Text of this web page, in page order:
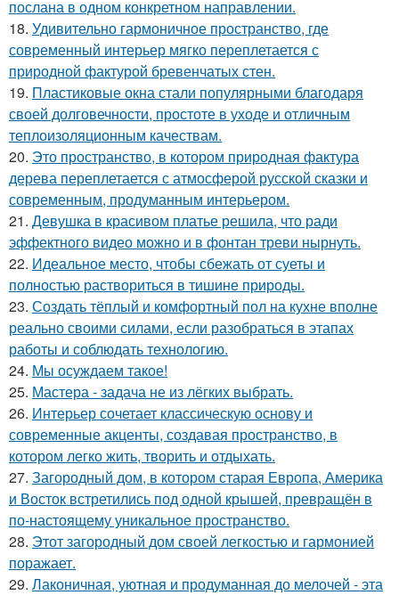
послана в одном конкретном направлении.
18. Удивительно гармоничное пространство, где
современный интерьер мягко переплетается с
природной фактурой бревенчатых стен.
19. Пластиковые окна стали популярными благодаря
своей долговечности, простоте в уходе и отличным
теплоизоляционным качествам.
20. Это пространство, в котором природная фактура
дерева переплетается с атмосферой русской сказки и
современным, продуманным интерьером.
21. Девушка в красивом платье решила, что ради
эффектного видео можно и в фонтан треви нырнуть.
22. Идеальное место, чтобы сбежать от суеты и
полностью раствориться в тишине природы.
23. Создать тёплый и комфортный пол на кухне вполне
реально своими силами, если разобраться в этапах
работы и соблюдать технологию.
24. Мы осуждаем такое!
25. Мастера - задача не из лёгких выбрать.
26. Интерьер сочетает классическую основу и
современные акценты, создавая пространство, в
котором легко жить, творить и отдыхать.
27. Загородный дом, в котором старая Европа, Америка
и Восток встретились под одной крышей, превращён в
по-настоящему уникальное пространство.
28. Этот загородный дом своей легкостью и гармонией
поражает.
29. Лаконичная, уютная и продуманная до мелочей - эта